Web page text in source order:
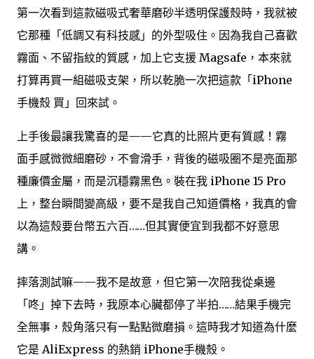
第一次看到這款磁吸式奢華磨砂半透明保護殼時，我就被
它那種「低調又有科技感」的外型吸住。因為我自己喜歡
霧面、不留指紋的質感，加上它支援 Magsafe，本來就
打算再買一組磁吸支架，所以乾脆一次把這款「iPhone
手機殼 買」回來試。
上手後最讓我驚喜的是——它真的比照片更有質感！霧
面手感微微細磨砂，不會滑手，背後的磁吸圈不是亮面那
種廉價金屬，而是沉穩霧黑色。裝在我 iPhone 15 Pro
上，整台瞬間變高級，要不是我自己知道價格，我真的會
以為這殼要台幣五六百……但其實便宜到我都不好意思
講。
摔落測試嘛——我不是故意，但它第一次陪我從桌邊
「咚」掉下去時，我原本心臟都停了半拍……結果手機完
全無事，殼角落只有一點點微磨損。這時我才知道為什麼
它是 AliExpress 的熱銷 iPhone手機殼。